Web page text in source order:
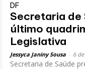
DF
Secretaria de
último
Legislativa
Jessyca Janiny Sousa 6
Secretaria de Saúde